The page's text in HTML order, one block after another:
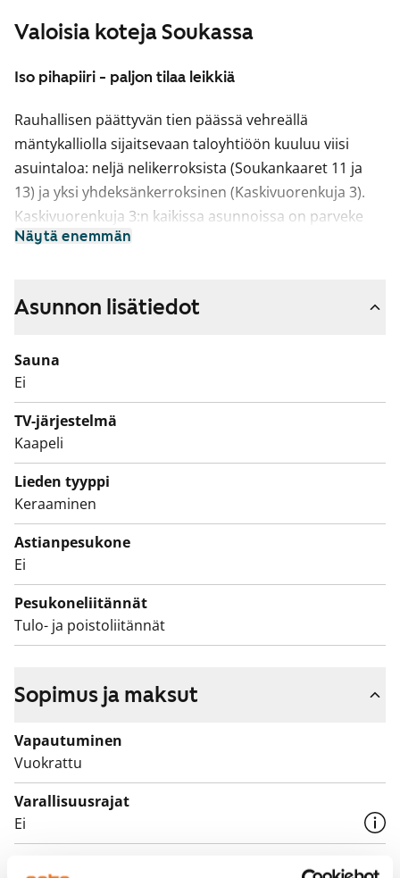
Valoisia koteja Soukassa
Iso pihapiiri - paljon tilaa leikkiä
Rauhallisen päättyvän tien päässä vehreällä
mäntykalliolla sijaitsevaan taloyhtiöön kuuluu viisi
asuintaloa: neljä nelikerroksista (Soukankaaret 11 ja
13) ja yksi yhdeksänkerroksinen (Kaskivuorenkuja 3).
Kaskivuorenkuja 3:n kaikissa asunnoissa on parveke
joko eteläkaakkoon tai länsilounaaseen ja useimmista
olohuoneista eteläkaakkoon avautuvat parvekkeet ja
keittokomero. Kaikki asunnot ovat tilavia ja valoisia.
Huoneistoissa ei välttämättä ole tilaa
astianpesukoneelle, ellei keittiöön ole tehty
kalusteremonttia. Kylpyhuoneissa on tilavaraus
pyykinpesukoneelle ja kaikissa kodeissa on hyvin
säilytystilaa.
Näytä enemmän
Asunnon lisätiedot
Sauna
Ei
TV-järjestelmä
Kaapeli
Lieden tyyppi
Keraaminen
Astianpesukone
Ei
Pesukoneliitännät
Tulo- ja poistoliitännät
Sopimus ja maksut
Vapautuminen
Vuokrattu
Varallisuusrajat
Ei